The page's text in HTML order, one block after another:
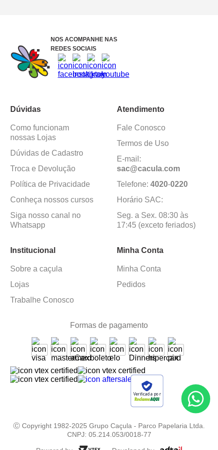
NOS ACOMPANHE NAS
REDES SOCIAIS
Dúvidas
Como funcionam
nossas Lojas
Dúvidas de Cadastro
Troca e Devolução
Política de Privacidade
Conheça nossos cursos
Siga nosso canal no
Whatsapp
Atendimento
Fale Conosco
Termos de Uso
E-mail:
sac@cacula.com
Telefone: 4020-0220
Horário SAC:
Seg. a Sex. 08:30 às
17:45 (exceto feriados)
Institucional
Sobre a caçula
Lojas
Trabalhe Conosco
Minha Conta
Minha Conta
Pedidos
Formas de pagamento
Verificada por
Ⓒ Copyright 1982-2025 Grupo Caçula - Parco Papelaria Ltda.
CNPJ: 05.214.053/0018-77